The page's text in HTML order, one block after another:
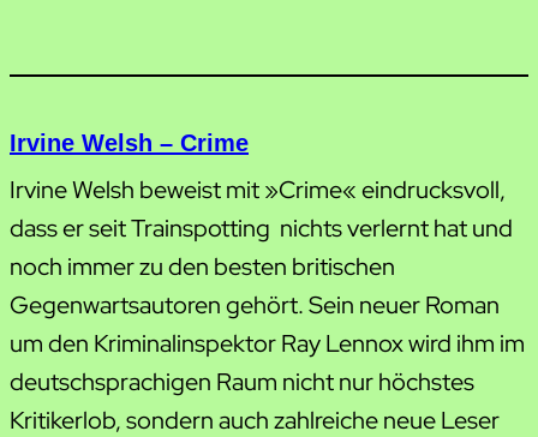
Irvine Welsh – Crime
Irvine Welsh beweist mit »Crime« eindrucksvoll,
dass er seit Trainspotting nichts verlernt hat und
noch immer zu den besten britischen
Gegenwartsautoren gehört. Sein neuer Roman
um den Kriminalinspektor Ray Lennox wird ihm im
deutschsprachigen Raum nicht nur höchstes
Kritikerlob, sondern auch zahlreiche neue Leser